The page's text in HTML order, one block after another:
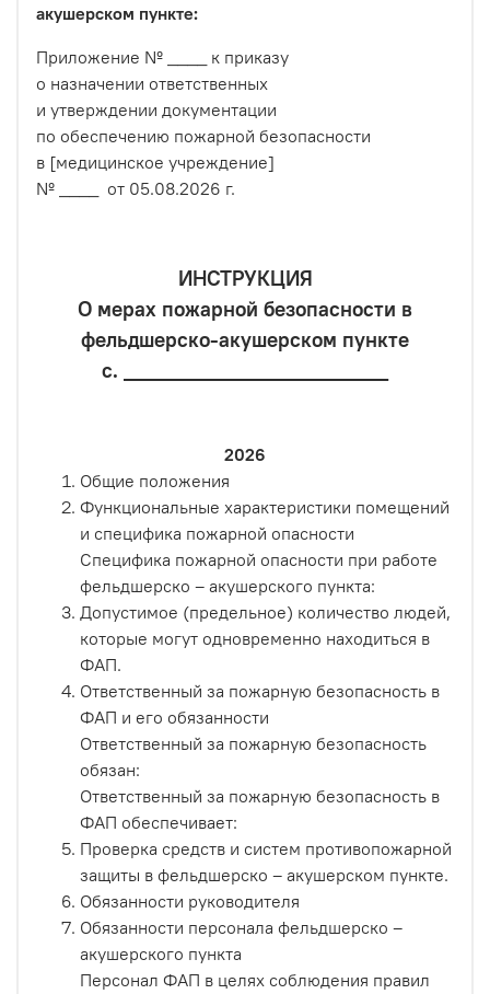
акушерском пункте:
Приложение № ____ к приказу
о назначении ответственных
и утверждении документации
по обеспечению пожарной безопасности
в [медицинское учреждение]
№ ____ от 05.08.2026 г.
ИНСТРУКЦИЯ
О мерах пожарной безопасности в
фельдшерско-акушерском пункте
с. ______________________
2026
Общие положения
Функциональные характеристики помещений
и специфика пожарной опасности
Специфика пожарной опасности при работе
фельдшерско – акушерского пункта:
Допустимое (предельное) количество людей,
которые могут одновременно находиться в
ФАП.
Ответственный за пожарную безопасность в
ФАП и его обязанности
Ответственный за пожарную безопасность
обязан:
Ответственный за пожарную безопасность в
ФАП обеспечивает:
Проверка средств и систем противопожарной
защиты в фельдшерско – акушерском пункте.
Обязанности руководителя
Обязанности персонала фельдшерско –
акушерского пункта
Персонал ФАП в целях соблюдения правил